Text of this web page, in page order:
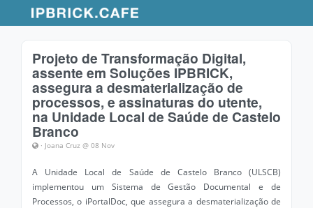
Projeto de Transformação Digital,
assente em Soluções IPBRICK,
assegura a desmaterialização de
processos, e assinaturas do utente,
na Unidade Local de Saúde de Castelo
Branco
· Joana Cruz @ 08 Nov
A Unidade Local de Saúde de Castelo Branco (ULSCB)
implementou um Sistema de Gestão Documental e de
Processos, o iPortalDoc, que assegura a desmaterialização de